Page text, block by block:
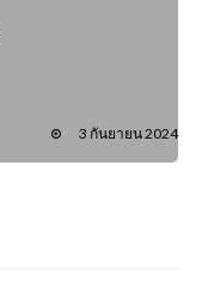
3 กันยายน 2024